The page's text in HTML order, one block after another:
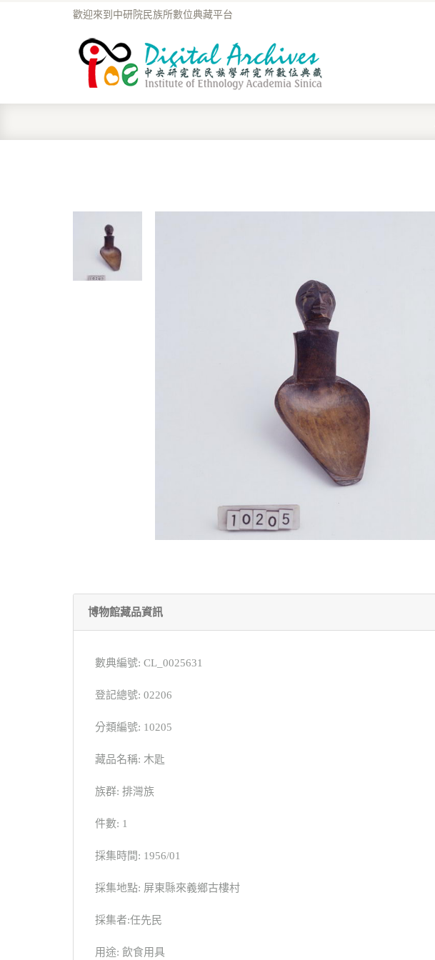
歡迎來到中研院民族所數位典藏平台
博物館藏品資訊
數典編號: CL_0025631
登記總號: 02206
分類編號: 10205
藏品名稱: 木匙
族群: 排灣族
件數: 1
採集時間: 1956/01
採集地點: 屏東縣來義鄉古樓村
採集者:任先民
用途: 飲食用具